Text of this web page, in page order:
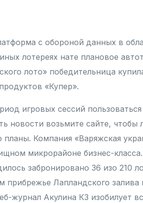
с обороной данных в
лотереях нате плановое
лото» победительница
«Купер».
игровых сессий
новости возьмите сайте,
планы. Компания «Варяжская
микрорайоне бизнес-
забронировано 36 изо 210
прибрежье Лапландского
журнал Акулина КЗ изобилует